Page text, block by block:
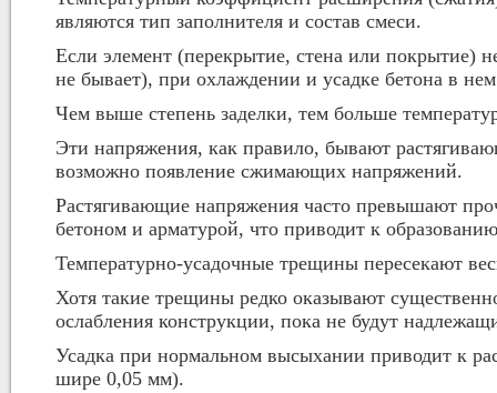
являются тип заполнителя и состав смеси.
Если элемент (перекрытие, стена или покрытие)
не бывает), при охлаждении и усадке бетона в
Чем выше степень заделки, тем больше
Эти напряжения, как правило, бывают
возможно появление сжимающих напряжений.
Растягивающие напряжения часто превышают
бетоном и арматурой, что приводит к
Температурно-усадочные трещины пересекают
Хотя такие трещины редко оказывают
ослабления конструкции, пока не будут
Усадка при нормальном высыхании приводит к
шире 0,05 мм).